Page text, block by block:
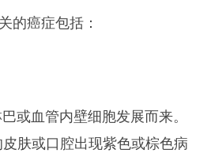
的癌症包括：
或血管内壁细胞发展而来。
肤或口腔出现紫色或棕色病